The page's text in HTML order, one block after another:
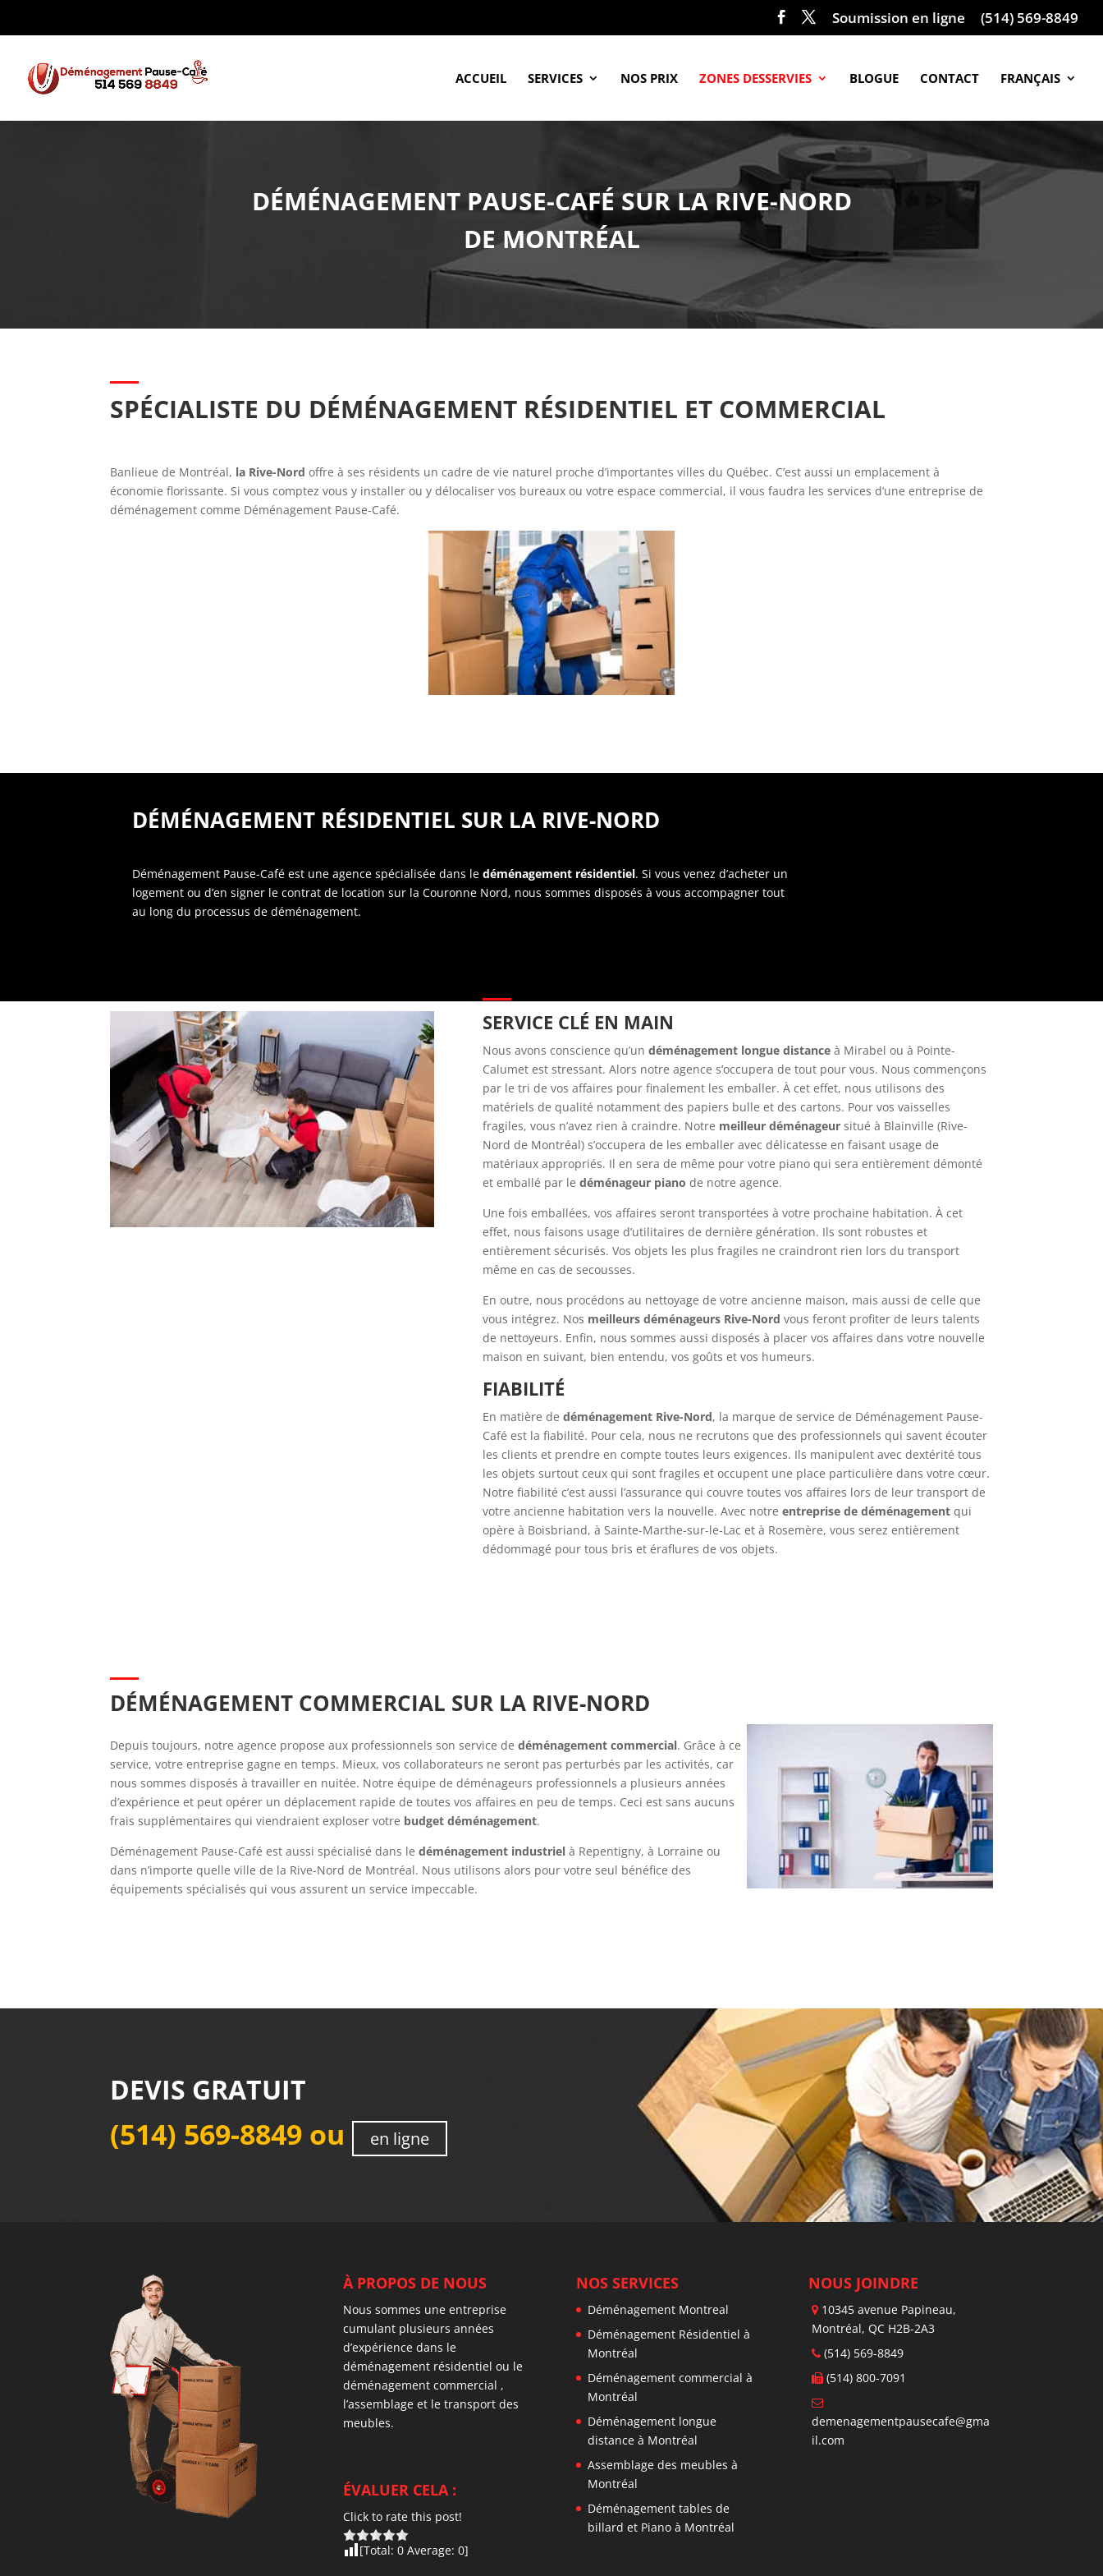
Soumission en ligne (514) 569-8849
ACCUEIL SERVICES NOS PRIX ZONES DESSERVIES BLOGUE CONTACT FRANÇAIS
DÉMÉNAGEMENT PAUSE-CAFÉ SUR LA RIVE-NORD
DE MONTRÉAL
SPÉCIALISTE DU DÉMÉNAGEMENT RÉSIDENTIEL ET COMMERCIAL
Banlieue de Montréal, la Rive-Nord offre à ses résidents un cadre de vie naturel proche d’importantes villes du Québec. C’est aussi un emplacement à
économie florissante. Si vous comptez vous y installer ou y délocaliser vos bureaux ou votre espace commercial, il vous faudra les services d’uneentreprise de
déménagement comme Déménagement Pause-Café.
DÉMÉNAGEMENT RÉSIDENTIEL SUR LA RIVE-NORD
Déménagement Pause-Café est une agence spécialisée dans ledéménagement résidentiel. Si vous venez d’acheter un
logement ou d’en signer le contrat de location sur la Couronne Nord, nous sommes disposés à vous accompagner tout
au long du processus de déménagement.
SERVICE CLÉ EN MAIN
Nous avons conscience qu’undéménagement longue distance à Mirabel ou à Pointe-
Calumet est stressant. Alors notre agence s’occupera de tout pour vous. Nous commençons
par le tri de vos affaires pour finalement les emballer. À cet effet, nous utilisons des
matériels de qualité notamment des papiers bulle et des cartons. Pour vos vaisselles
fragiles, vous n’avez rien à craindre. Notre meilleur déménageur situé à Blainville (Rive-
Nord de Montréal) s’occupera de les emballer avec délicatesse en faisant usage de
matériaux appropriés. Il en sera de même pour votre piano qui sera entièrement démonté
et emballé par ledéménageur piano de notre agence.
Une fois emballées, vos affaires seront transportées à votre prochaine habitation. À cet
effet, nous faisons usage d’utilitaires de dernière génération. Ils sont robustes et
entièrement sécurisés. Vos objets les plus fragiles ne craindront rien lors du transport
même en cas de secousses.
En outre, nous procédons au nettoyage de votre ancienne maison, mais aussi de celle que
vous intégrez. Nos meilleurs déménageurs Rive-Nord vous feront profiter de leurs talents
de nettoyeurs. Enfin, nous sommes aussi disposés à placer vos affaires dans votre nouvelle
maison en suivant, bien entendu, vos goûts et vos humeurs.
FIABILITÉ
En matière dedéménagement Rive-Nord, la marque de service de Déménagement Pause-
Café est la fiabilité. Pour cela, nous ne recrutons que des professionnels qui savent écouter
les clients et prendre en compte toutes leurs exigences. Ils manipulent avec dextérité tous
les objets surtout ceux qui sont fragiles et occupent une place particulière dans votre cœur.
Notre fiabilité c’est aussi l’assurance qui couvre toutes vos affaires lors de leur transport de
votre ancienne habitation vers la nouvelle. Avec notreentreprise de déménagement qui
opère à Boisbriand, à Sainte-Marthe-sur-le-Lac et à Rosemère, vous serez entièrement
dédommagé pour tous bris et éraflures de vos objets.
DÉMÉNAGEMENT COMMERCIAL SUR LA RIVE-NORD
Depuis toujours, notre agence propose aux professionnels son service dedéménagement commercial. Grâce à ce
service, votre entreprise gagne en temps. Mieux, vos collaborateurs ne seront pas perturbés par les activités, car
nous sommes disposés à travailler en nuitée. Notre équipe de déménageurs professionnels a plusieurs années
d’expérience et peut opérer un déplacement rapide de toutes vos affaires en peu de temps. Ceci est sans aucuns
frais supplémentaires qui viendraient exploser votre budget déménagement.
Déménagement Pause-Café est aussi spécialisé dans ledéménagement industriel à Repentigny, à Lorraine ou
dans n’importe quelle ville de la Rive-Nord de Montréal. Nous utilisons alors pour votre seul bénéfice des
équipements spécialisés qui vous assurent un service impeccable.
DEVIS GRATUIT
(514) 569-8849 ou en ligne
À PROPOS DE NOUS
Nous sommes une entreprise
cumulant plusieurs années
d’expérience dans le
déménagement résidentiel ou le
déménagement commercial ,
l’assemblage et le transport des
meubles.
ÉVALUER CELA :
Click to rate this post!
[Total: 0Average: 0]
NOS SERVICES
Déménagement Montreal
Déménagement Résidentiel à
Montréal
Déménagement commercial à
Montréal
Déménagement longue
distance à Montréal
Assemblage des meubles à
Montréal
Déménagement tables de
billard et Piano à Montréal
NOUS JOINDRE
10345 avenue Papineau,
Montréal, QC H2B-2A3
(514) 569-8849
(514) 800-7091
demenagementpausecafe@gma
il.com